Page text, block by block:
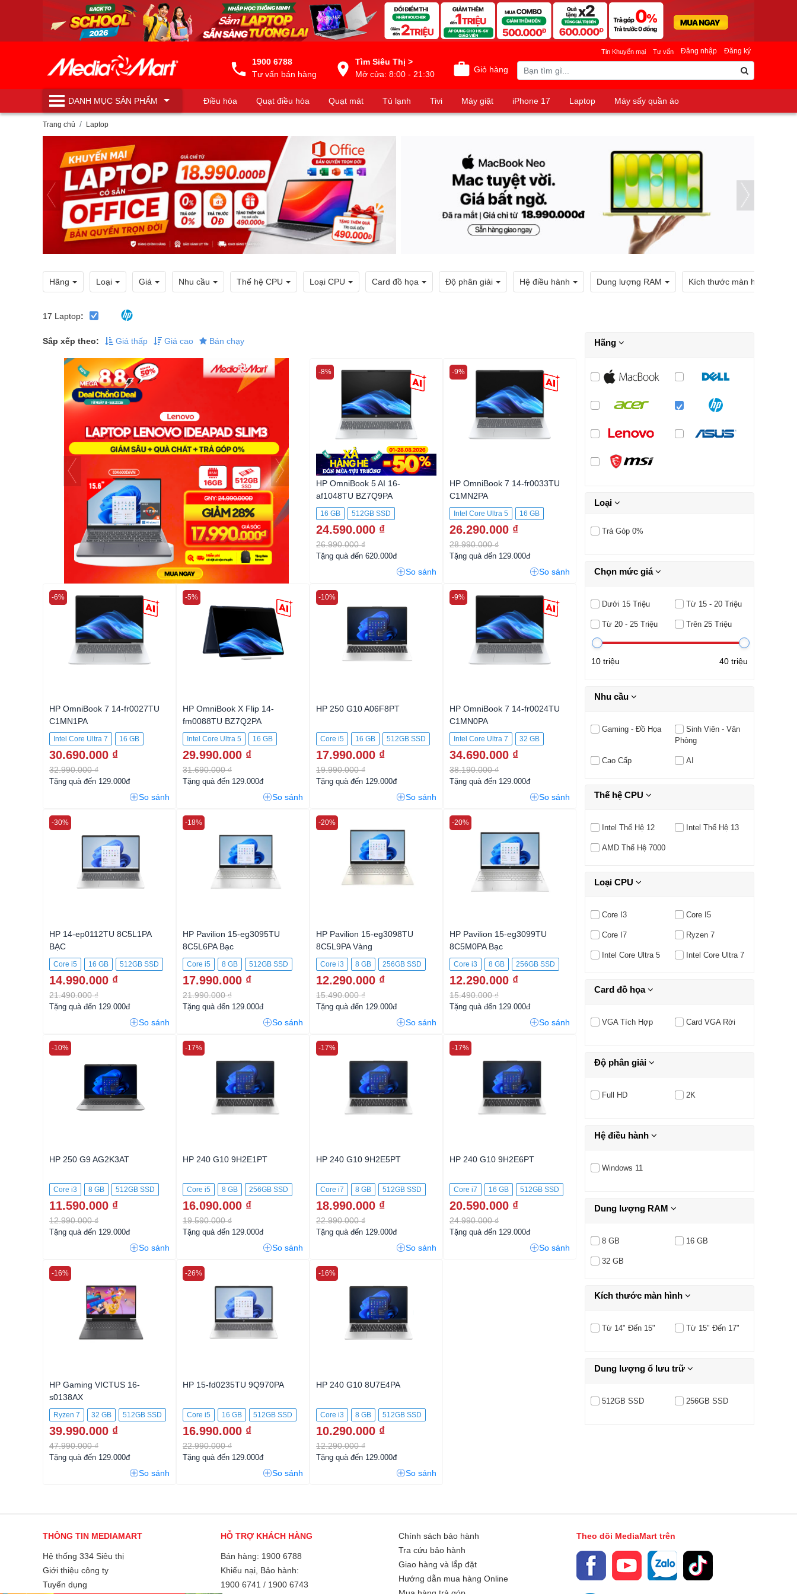
1900 6788
Tư vấn bán hàng
Tìm Siêu Thị >
Mở cửa: 8:00 - 21:30
Giỏ hàng
Đăng nhập Đăng ký
Tin Khuyến mại Tư vấn
DANH MỤCSẢN PHẨM Điều hòa Quạt điều hòa Quạt mát Tủ lạnh Tivi Máy giặt iPhone 17 Laptop
Máy sấy quần áo
Máy lọc nước
Trang chủ Laptop
Hãng Loại Giá Nhu cầu Thế hệ CPU Loại CPU Card đồ họa Độ phân giải Hệ điều hành Dung lượng RAM Kích thước màn hình
17 Laptop:
Sắp xếp theo: Giá thấp Giá cao Bán chạy
HP OmniBook 5 AI 16-
af1048TU BZ7Q9PA
16 GB 512GB SSD
24.590.000 ₫
26.990.000 ₫
-8%
Tặng quà đến 620.000đ
So sánh
HP OmniBook 7 14-fr0033TU
C1MN2PA
Intel Core Ultra 5
16 GB
512GB SSD
26.290.000 ₫
28.990.000 ₫
-9%
Tặng quà đến 129.000đ
So sánh
HP OmniBook 7 14-fr0027TU
C1MN1PA
Intel Core Ultra 7
16 GB
512GB SSD
30.690.000 ₫
32.990.000 ₫
-6%
Tặng quà đến 129.000đ
So sánh
HP OmniBook X Flip 14-
fm0088TU BZ7Q2PA
Intel Core Ultra 5
16 GB
512GB SSD
29.990.000 ₫
31.690.000 ₫
-5%
Tặng quà đến 129.000đ
So sánh
HP 250 G10 A06F8PT
Core i5 16 GB 512GB SSD
17.990.000 ₫
19.990.000 ₫
-10%
Tặng quà đến 129.000đ
So sánh
HP OmniBook 7 14-fr0024TU
C1MN0PA
Intel Core Ultra 7
32 GB
512GB SSD
34.690.000 ₫
38.190.000 ₫
-9%
Tặng quà đến 129.000đ
So sánh
HP 14-ep0112TU 8C5L1PA
BẠC
Core i5 16 GB 512GB SSD
14.990.000 ₫
21.490.000 ₫
-30%
Tặng quà đến 129.000đ
So sánh
HP Pavilion 15-eg3095TU
8C5L6PA Bạc
Core i5 8 GB 512GB SSD
17.990.000 ₫
21.990.000 ₫
-18%
Tặng quà đến 129.000đ
So sánh
HP Pavilion 15-eg3098TU
8C5L9PA Vàng
Core i3 8 GB 256GB SSD
12.290.000 ₫
15.490.000 ₫
-20%
Tặng quà đến 129.000đ
So sánh
HP Pavilion 15-eg3099TU
8C5M0PA Bạc
Core i3 8 GB 256GB SSD
12.290.000 ₫
15.490.000 ₫
-20%
Tặng quà đến 129.000đ
So sánh
HP 250 G9 AG2K3AT
Core i3 8 GB 512GB SSD
11.590.000 ₫
12.990.000 ₫
-10%
Tặng quà đến 129.000đ
So sánh
HP 240 G10 9H2E1PT
Core i5 8 GB 256GB SSD
16.090.000 ₫
19.590.000 ₫
-17%
Tặng quà đến 129.000đ
So sánh
HP 240 G10 9H2E5PT
Core i7 8 GB 512GB SSD
18.990.000 ₫
22.990.000 ₫
-17%
Tặng quà đến 129.000đ
So sánh
HP 240 G10 9H2E6PT
Core i7 16 GB 512GB SSD
20.590.000 ₫
24.990.000 ₫
-17%
Tặng quà đến 129.000đ
So sánh
HP Gaming VICTUS 16-
s0138AX
Ryzen 7 32 GB 512GB SSD
39.990.000 ₫
47.990.000 ₫
-16%
Tặng quà đến 129.000đ
So sánh
HP 15-fd0235TU 9Q970PA
Core i5 16 GB 512GB SSD
16.990.000 ₫
22.990.000 ₫
-26%
Tặng quà đến 129.000đ
So sánh
HP 240 G10 8U7E4PA
Core i3 8 GB 512GB SSD
10.290.000 ₫
12.290.000 ₫
-16%
Tặng quà đến 129.000đ
So sánh
Hãng
Loại
Trả Góp 0%
Chọn mức giá
Dưới 15 Triệu Từ 15 - 20 Triệu
Từ 20 - 25 Triệu Trên 25 Triệu
10 triệu 40 triệu
Nhu cầu
Gaming - Đồ Họa
Sinh Viên - Văn
Phòng
Cao Cấp AI
Thế hệ CPU
Intel Thế Hệ 12 Intel Thế Hệ 13
AMD Thế Hệ 7000
Loại CPU
Core I3 Core I5
Core I7 Ryzen 7
Intel Core Ultra 5 Intel Core Ultra 7
Card đồ họa
VGA Tích Hợp Card VGA Rời
Độ phân giải
Full HD 2K
Hệ điều hành
Windows 11
Dung lượng RAM
8 GB 16 GB
32 GB
Kích thước màn hình
Từ 14" Đến 15" Từ 15" Đến 17"
Dung lượng ổ lưu trữ
512GB SSD 256GB SSD
THÔNG TIN MEDIAMART
Hệ thống 334 Siêu thị
Giới thiệu công ty
Tuyển dụng
HỖ TRỢ KHÁCH HÀNG
Bán hàng: 1900 6788
Khiếu nại, Bảo hành:
1900 6741 / 1900 6743
Chính sách bảo hành
Tra cứu bảo hành
Giao hàng và lắp đặt
Hướng dẫn mua hàng Online
Theo dõi MediaMart trên